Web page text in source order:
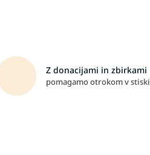
Z donacijami in zbirkami
pomagamo otrokom v stiski